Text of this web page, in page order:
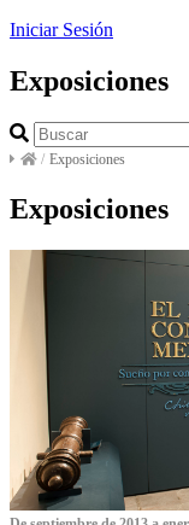
Iniciar Sesión
Exposiciones
/ Exposiciones
Exposiciones